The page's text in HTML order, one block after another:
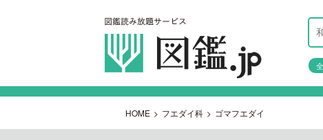
HOME > フエダイ科 > ゴマフエダイ